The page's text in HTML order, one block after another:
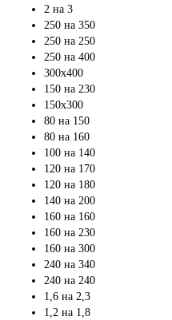
2 на 3
250 на 350
250 на 250
250 на 400
300х400
150 на 230
150х300
80 на 150
80 на 160
100 на 140
120 на 170
120 на 180
140 на 200
160 на 160
160 на 230
160 на 300
240 на 340
240 на 240
1,6 на 2,3
1,2 на 1,8